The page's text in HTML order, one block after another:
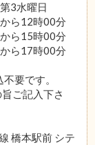
3水曜日
ら12時00分
ら15時00分
ら17時00分
要です。
ご記入下さ
橋本駅前 シテ